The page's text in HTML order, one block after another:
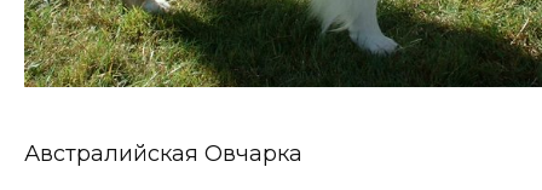
Австралийская Овчарка